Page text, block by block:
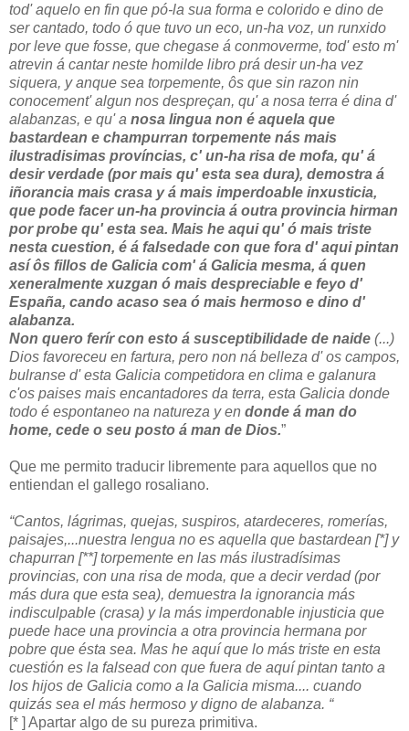
tod' aquelo en fin que pó-la sua forma e colorido e dino de
ser cantado, todo ó que tuvo un eco, un-ha voz, un runxido
por leve que fosse, que chegase á conmoverme, tod' esto m'
atrevin á cantar neste homilde libro prá desir un-ha vez
siquera, y anque sea torpemente, ôs que sin razon nin
conocement' algun nos despreçan, qu' a nosa terra é dina d'
alabanzas, e qu' a nosa lingua non é aquela que
bastardean e champurran torpemente nás mais
ilustradisimas províncias, c' un-ha risa de mofa, qu' á
desir verdade (por mais qu' esta sea dura), demostra á
iñorancia mais crasa y á mais imperdoable inxusticia,
que pode facer un-ha provincia á outra provincia hirman
por probe qu' esta sea. Mais he aqui qu' ó mais triste
nesta cuestion, é á falsedade con que fora d' aqui pintan
así ôs fillos de Galicia com' á Galicia mesma, á quen
xeneralmente xuzgan ó mais despreciable e feyo d'
España, cando acaso sea ó mais hermoso e dino d'
alabanza.
Non quero ferír con esto á susceptibilidade de naide (...)
Dios favoreceu en fartura, pero non ná belleza d' os campos,
bulranse d' esta Galicia competidora en clima e galanura
c'os paises mais encantadores da terra, esta Galicia donde
todo é espontaneo na natureza y en donde á man do
home, cede o seu posto á man de Dios.”
Que me permito traducir libremente para aquellos que no
entiendan el gallego rosaliano.
“Cantos, lágrimas, quejas, suspiros, atardeceres, romerías,
paisajes,...nuestra lengua no es aquella que bastardean [*] y
chapurran [**] torpemente en las más ilustradísimas
provincias, con una risa de moda, que a decir verdad (por
más dura que esta sea), demuestra la ignorancia más
indisculpable (crasa) y la más imperdonable injusticia que
puede hace una provincia a otra provincia hermana por
pobre que ésta sea. Mas he aquí que lo más triste en esta
cuestión es la falsead con que fuera de aquí pintan tanto a
los hijos de Galicia como a la Galicia misma.... cuando
quizás sea el más hermoso y digno de alabanza. “
[* ] Apartar algo de su pureza primitiva.